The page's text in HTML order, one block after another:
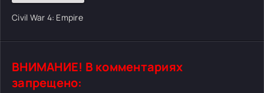
Civil War 4: Empire
ВНИМАНИЕ! В комментариях
запрещено: